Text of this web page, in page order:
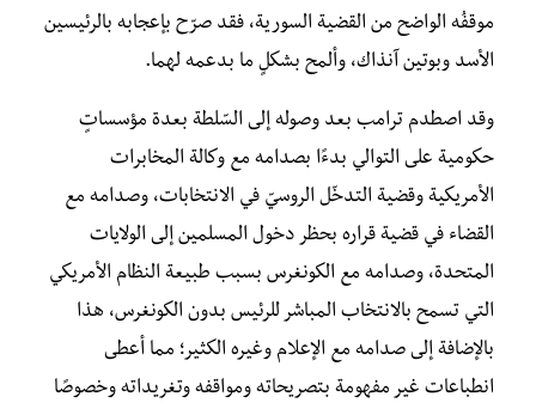
موقفُه الواضح من القضية السورية، فقد صرّح بإعجابه بالرئيسين
الأسد وبوتين آنذاك، وألمح بشكلٍ ما بدعمه لهما.
وقد اصطدم ترامب بعد وصوله إلى السّلطة بعدة مؤسساتٍ
حكومية على التوالي بدءًا بصدامه مع وكالة المخابرات
الأمريكية وقضية التدخّل الروسيّ في الانتخابات، وصدامه مع
القضاء في قضية قراره بحظر دخول المسلمين إلى الولايات
المتحدة، وصدامه مع الكونغرس بسبب طبيعة النظام الأمريكي
التي تسمح بالانتخاب المباشر للرئيس بدون الكونغرس، هذا
بالإضافة إلى صدامه مع الإعلام وغيره الكثير؛ مما أعطى
انطباعات غير مفهومة بتصريحاته ومواقفه وتغريداته وخصوصًا